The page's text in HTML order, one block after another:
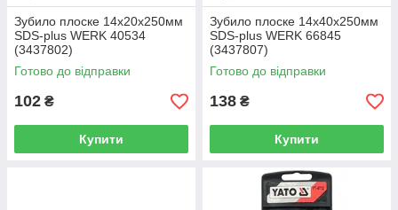
Зубило плоске 14х20х250мм
SDS-plus WERK 40534
(3437802)
Готово до відправки
102 ₴
Купити
Зубило плоске 14х40х250мм
SDS-plus WERK 66845
(3437807)
Готово до відправки
138 ₴
Купити